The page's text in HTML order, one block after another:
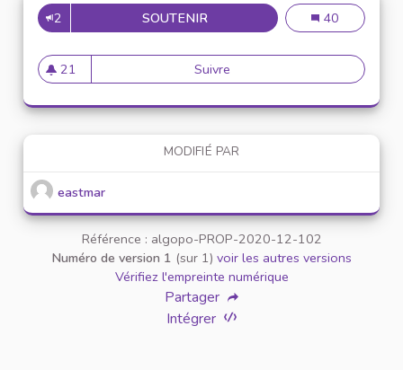
2 SOUTENIRMISE EN PLACE DE RÉUNION
Mise en place
40
21
21 abonnés
Suivre Mise en place de réunion de
MODIFIÉ PAR
eastmar
Référence : algopo-PROP-2020-12-102
Numéro de version 1 (sur 1) voir les autres versions
Vérifiez l'empreinte numérique
Partager
Intégrer